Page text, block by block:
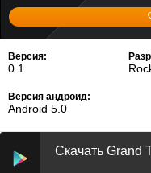
Версия:
0.1
Версия андроид:
Android 5.0
Скачать Grand